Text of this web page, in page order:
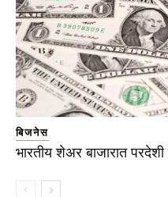
बिजनेस
भारतीय शेअर बाजारात